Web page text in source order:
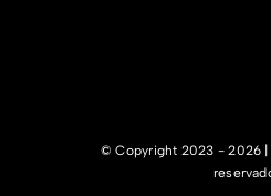
© Copyright 2023 - 2026 |